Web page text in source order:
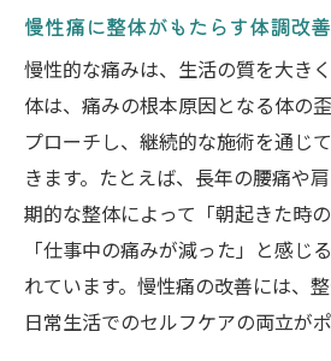
慢性痛に整体がもたらす体調改
慢性的な痛みは、生活の質を大き
体は、痛みの根本原因となる体の
プローチし、継続的な施術を通じ
きます。たとえば、長年の腰痛や
期的な整体によって「朝起きた時
「仕事中の痛みが減った」と感じ
れています。慢性痛の改善には、
日常生活でのセルフケアの両立がポ